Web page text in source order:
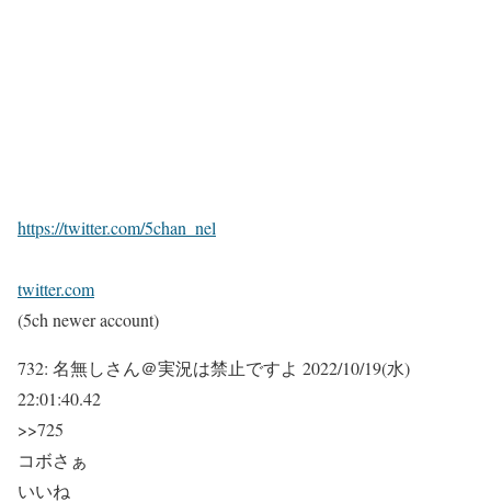
https://twitter.com/5chan_nel
twitter.com
(5ch newer account)
732: 名無しさん＠実況は禁止ですよ 2022/10/19(水)
22:01:40.42
>>725
コボさぁ
いいね